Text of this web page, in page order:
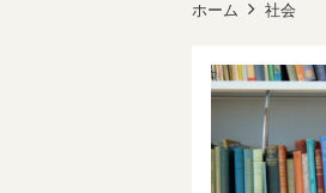
ホーム 社会